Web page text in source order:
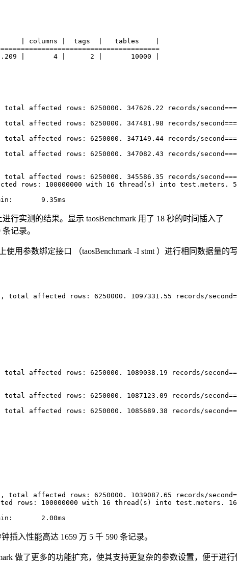
| columns |  tags  |   tables    |
|       4 |      2 |       10000 |
affected rows: 6250000. 347626.22 records/
affected rows: 6250000. 347481.98 records/
affected rows: 6250000. 347149.44 records/
affected rows: 6250000. 347082.43 records/
affected rows: 6250000. 345586.35 records/
rows: 100000000 with 16 thread(s) into test.meters.
9.35ms
行实测的结果。显示 taosBenchmark 用了 18 秒的时间插入了
记录。
用参数绑定接口 （taosBenchmark -I stmt ）进行相同数据量的写
affected rows: 6250000. 1097331.55 records/
affected rows: 6250000. 1089038.19 records/
affected rows: 6250000. 1087123.09 records/
affected rows: 6250000. 1085689.38 records/
affected rows: 6250000. 1039087.65 records/
rows: 100000000 with 16 thread(s) into test.meters.
2.00ms
插入性能高达 1659 万 5 千 590 条记录。
做了更多的功能扩充，使其支持更复杂的参数设置，便于进